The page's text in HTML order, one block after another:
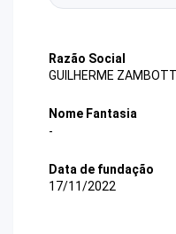
Razão Social
GUILHERME
Nome Fantasia
-
Data de fundação
17/11/2022